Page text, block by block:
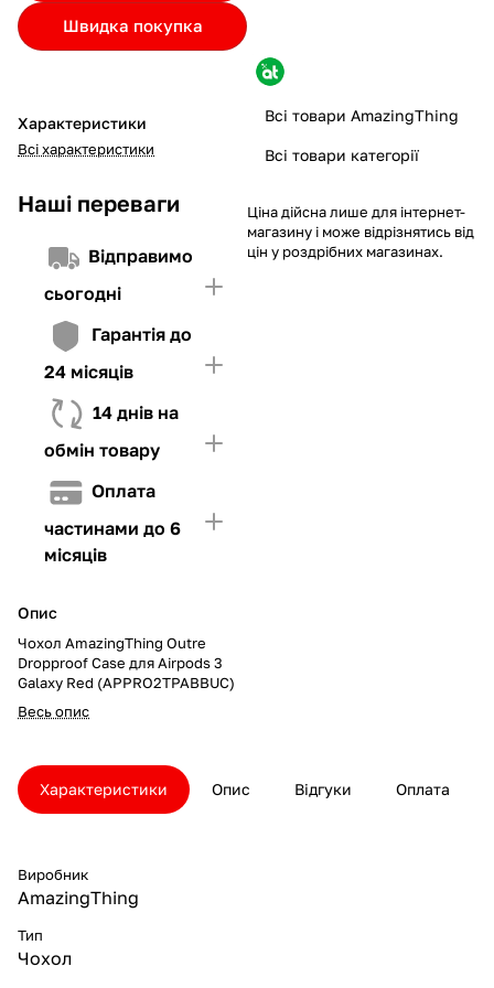
Швидка покупка
Характеристики
Всі характеристики
Наші переваги
Відправимо
сьогодні
Гарантія до
24 місяців
14 днів на
обмін товару
Оплата
частинами до 6
місяців
Опис
Чохол AmazingThing Outre
Dropproof Case для Airpods 3
Galaxy Red (APPRO2TPABBUC)
Весь опис
Якщо ліміт нижчий за вартість товару, невистачаючу суму
потрібно внести Першим внеском
4. Мати достатньо коштів для внесення першої частини платежу
Всі товари AmazingThing
Всі товари категорії
Ціна дійсна лише для інтернет-
магазину і може відрізнятись від
цін у роздрібних магазинах.
Характеристики Опис Відгуки Оплата
Виробник
AmazingThing
Тип
Чохол